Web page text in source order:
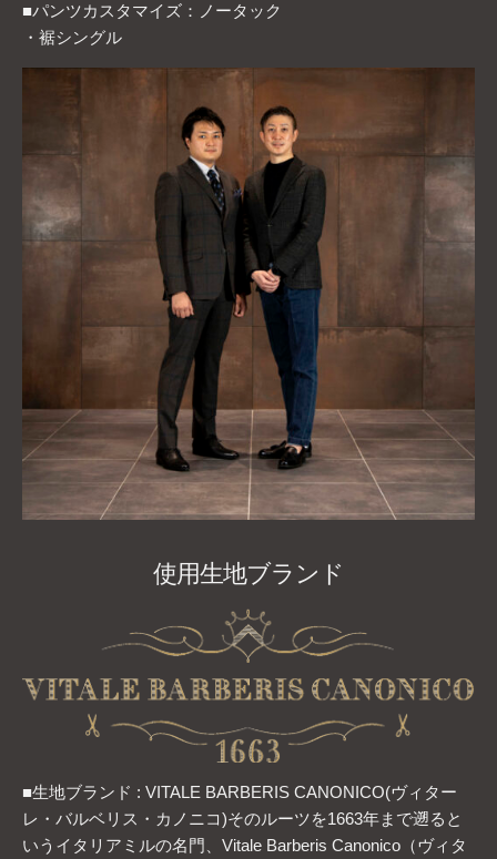
■パンツカスタマイズ：ノータック
・裾シングル
使用生地ブランド
■生地ブランド : VITALE BARBERIS CANONICO(ヴィター
レ・バルベリス・カノニコ)そのルーツを1663年まで遡ると
いうイタリアミルの名門、Vitale Barberis Canonico（ヴィタ